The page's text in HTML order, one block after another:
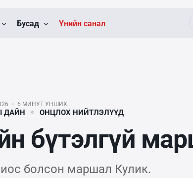
Бусад Үнийн санал
6 МИНУТ УНШИХ
ДАЙН ОНЦЛОХ НИЙТЛЭЛҮҮД
бүтэлгүй
болсон маршал Кулик.